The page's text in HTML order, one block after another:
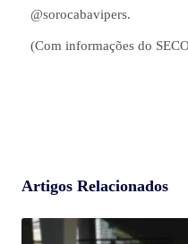
@sorocabavipers.
(Com informações do
Artigos Relacionados